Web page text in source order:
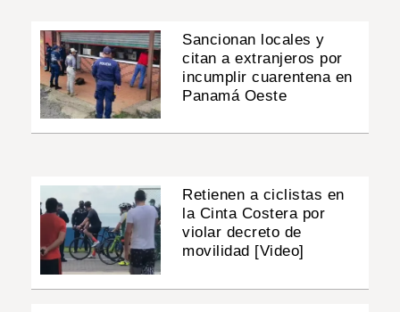
Sancionan locales y
citan a extranjeros por
incumplir cuarentena en
Panamá Oeste
Retienen a ciclistas en
la Cinta Costera por
violar decreto de
movilidad [Video]